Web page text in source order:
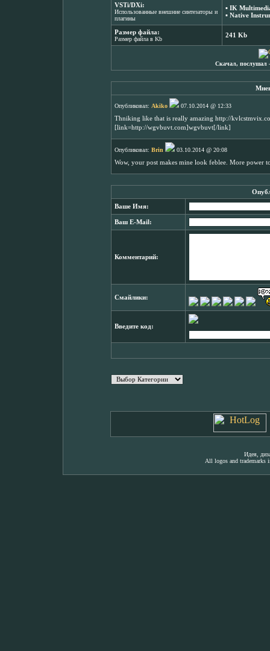
VSTi/DXi:
Использованные внешние синтезаторы и
плагины
▪ IK
▪ Native
Размер файла:
Размер файла в Kb
241 Kb
Скачал, послушал
Опубликовал: Akiko
07.10.2014 @ 12:33
Thniking like that is really amazing http://
[link=http://wgvbuvt.com]wgvbuvt[/link]
Опубликовал: Brin
03.10.2014 @ 20:08
Wow, your post makes mine look feblee. More power
Ваше Имя:
Ваш E-Mail:
Комментарий:
Смайлики:
Введите код:
Идея,
All logos and trademarks